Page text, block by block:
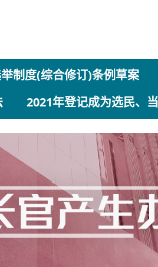
制度(综合修订)条例草案
2021年登记成为选民、